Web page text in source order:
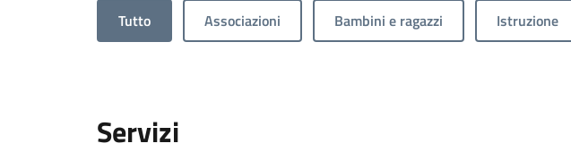
Tutto Associazioni Bambini e ragazzi Istruzione
Servizi